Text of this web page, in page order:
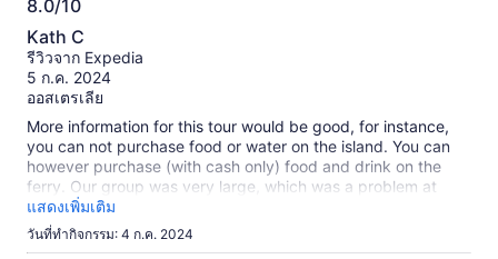
การ
ตรวจ
สอบ
แล้ว
8.0/10
8.0
จาก
10
Kath C
รีวิวจาก Expedia
5 ก.ค. 2024
ออสเตรเลีย
More information for this tour would be good, for instance,
you can not purchase food or water on the island. You can
however purchase (with cash only) food and drink on the
ferry. Our group was very large, which was a problem at
times as the amplifier ear piece doesn’t work if you are at a
distance from the tour guide. The tour itself was interesting.
แสดงเพิ่มเติม
วันที่ทำกิจกรรม: 4 ก.ค. 2024